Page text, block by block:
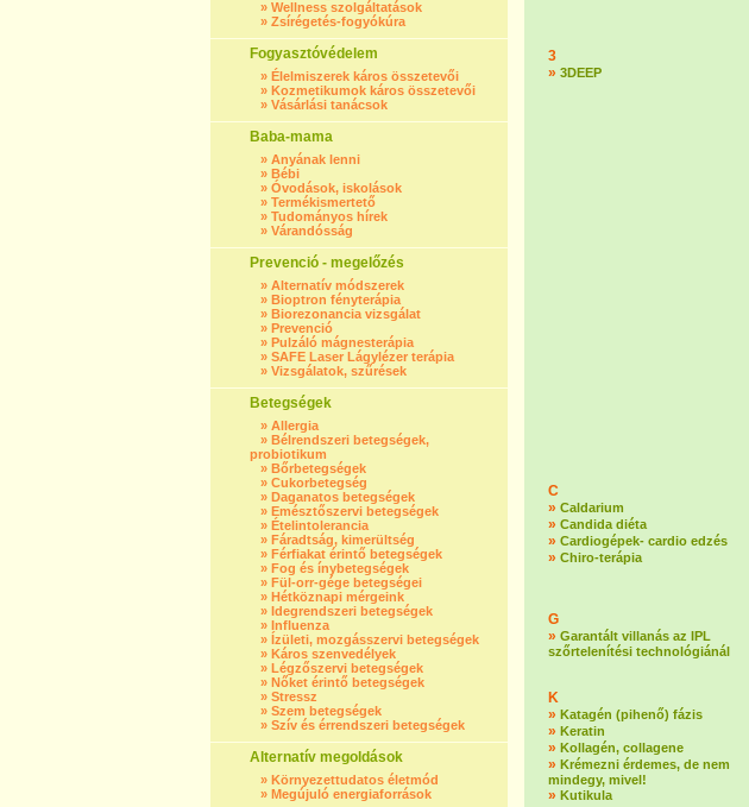
» Wellness szolgáltatások
» Zsírégetés-fogyókúra
Fogyasztóvédelem
» Élelmiszerek káros összetevői
» Kozmetikumok káros összetevői
» Vásárlási tanácsok
Baba-mama
» Anyának lenni
» Bébi
» Óvodások, iskolások
» Termékismertető
» Tudományos hírek
» Várandósság
Prevenció - megelőzés
» Alternatív módszerek
» Bioptron fényterápia
» Biorezonancia vizsgálat
» Prevenció
» Pulzáló mágnesterápia
» SAFE Laser Lágylézer terápia
» Vizsgálatok, szűrések
Betegségek
» Allergia
» Bélrendszeri betegségek,
probiotikum
» Bőrbetegségek
» Cukorbetegség
» Daganatos betegségek
» Emésztőszervi betegségek
» Ételintolerancia
» Fáradtság, kimerültség
» Férfiakat érintő betegségek
» Fog és ínybetegségek
» Fül-orr-gége betegségei
» Hétköznapi mérgeink
» Idegrendszeri betegségek
» Influenza
» Ízületi, mozgásszervi betegségek
» Káros szenvedélyek
» Légzőszervi betegségek
» Nőket érintő betegségek
» Stressz
» Szem betegségek
» Szív és érrendszeri betegségek
Alternatív megoldások
» Környezettudatos életmód
» Megújuló energiaforrások
3
» 3DEEP
C
» Caldarium
» Candida diéta
» Cardiogépek- cardio edzés
» Chiro-terápia
G
» Garantált villanás az IPL
szőrtelenítési technológiánál
K
» Katagén (pihenő) fázis
» Keratin
» Kollagén, collagene
» Krémezni érdemes, de nem
mindegy, mivel!
» Kutikula